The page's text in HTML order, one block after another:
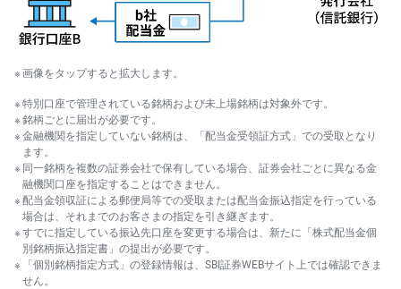
画像をタップすると拡大します。
特別口座で管理されている銘柄および未上場銘柄は対象外です。
銘柄ごとに届出が必要です。
金融機関を指定していない銘柄は、「配当金受領証方式」での受取となり
ます。
同一銘柄を複数の証券会社で保有している場合、証券会社ごとに異なる金
融機関口座を指定することはできません。
配当金領収証による郵便局等での受取または配当金振込指定を行っている
場合は、それまでのお客さまの指定を引き継ぎます。
すでに指定している振込先口座を変更する場合は、新たに「株式配当金個
別銘柄振込指定書」の提出が必要です。
「個別銘柄指定方式」の登録情報は、SBI証券WEBサイト上では確認できま
せん。